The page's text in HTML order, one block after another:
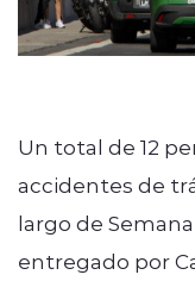
Un total de 12
accidentes de
largo de
entregado por